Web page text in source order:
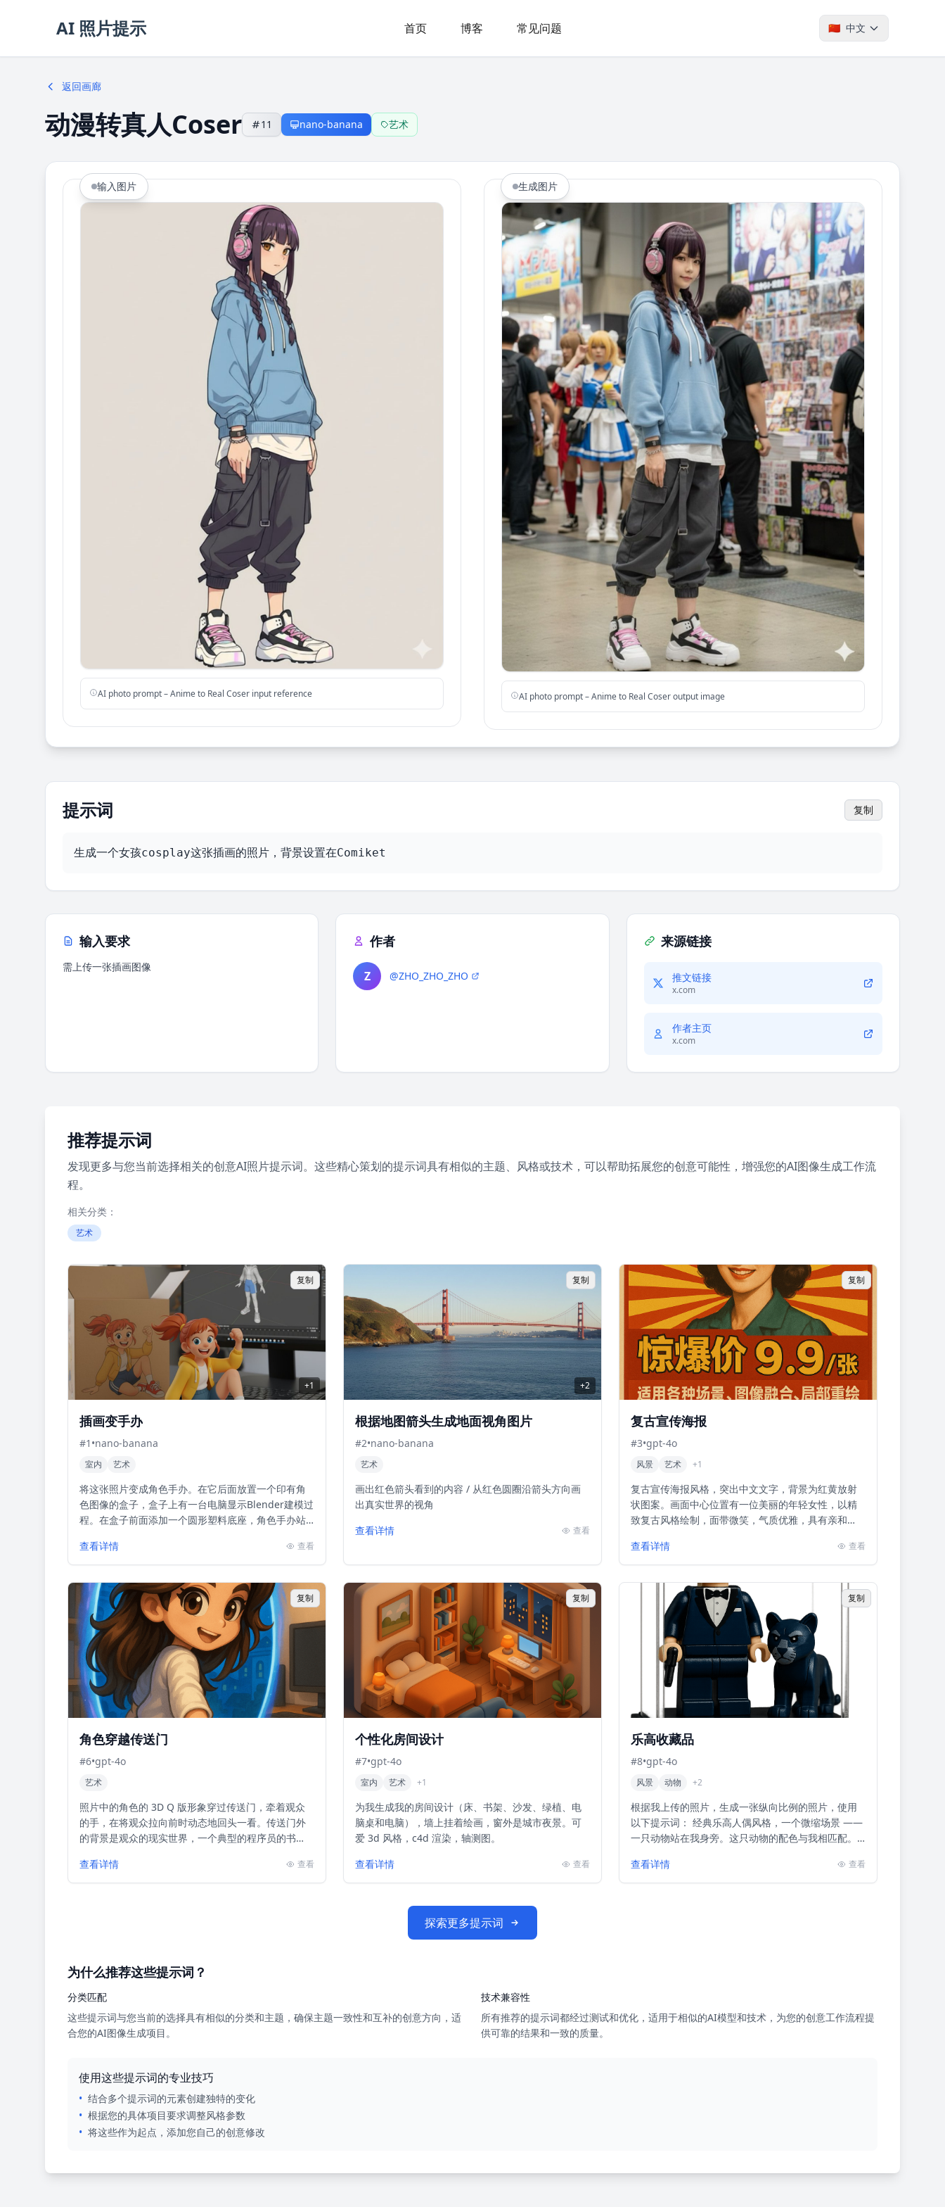
AI 照片提示 首页 博客 常见问题 🇨🇳 中文
返回画廊
动漫转真人Coser 11 nano-banana 艺术
输入图片
AI photo prompt – Anime to Real Coser input reference
生成图片
AI photo prompt – Anime to Real Coser output image
提示词 复制
生成一个女孩cosplay这张插画的照片，背景设置在Comiket
输入要求
需上传一张插画图像
作者
Z @ZHO_ZHO_ZHO
来源链接
推文链接
x.com
作者主页
x.com
推荐提示词
发现更多与您当前选择相关的创意AI照片提示词。这些精心策划的提示词具有相似的主题、风格或技术，可以帮助拓展您的创意可能性，增强您的AI图像生成工作流
程。
相关分类：
艺术
复制
+1
插画变手办
#1 •nano-banana
室内 艺术
将这张照片变成角色手办。在它后面放置一个印有角
色图像的盒子，盒子上有一台电脑显示Blender建模过
程。在盒子前面添加一个圆形塑料底座，角色手办站
查看详情 查看
复制
+2
根据地图箭头生成地面视角图片
#2•nano-banana
艺术
画出红色箭头看到的内容 / 从红色圆圈沿箭头方向画
出真实世界的视角
查看详情
查看
复制
复古宣传海报
#3•gpt-4o
风景 艺术 +1
复古宣传海报风格，突出中文文字，背景为红黄放射
状图案。画面中心位置有一位美丽的年轻女性，以精
致复古风格绘制，面带微笑，气质优雅，具有亲和
爆价9.9/...
查看详情 查看
复制
角色穿越传送门
#6•gpt-4o
艺术
照片中的角色的 3D Q 版形象穿过传送门，牵着观众
的手，在将观众拉向前时动态地回头一看。传送门外
的背景是观众的现实世界，一个典型的程序员的书
所处的3D ...
查看详情 查看
复制
个性化房间设计
#7•gpt-4o
室内 艺术 +1
为我生成我的房间设计（床、书架、沙发、绿植、电
脑桌和电脑），墙上挂着绘画，窗外是城市夜景。可
爱 3d 风格，c4d 渲染，轴测图。
查看详情
查看
复制
乐高收藏品
#8•gpt-4o
风景 动物 +2
根据我上传的照片，生成一张纵向比例的照片，使用
以下提示词： 经典乐高人偶风格，一个微缩场景 ——
一只动物站在我身旁。这只动物的配色与我相匹配。
何你认为...
查看详情 查看
探索更多提示词
为什么推荐这些提示词？
分类匹配
这些提示词与您当前的选择具有相似的分类和主题，确保主题一致性和互补的创意方向，适
合您的AI图像生成项目。
技术兼容性
所有推荐的提示词都经过测试和优化，适用于相似的AI模型和技术，为您的创意工作流程提
供可靠的结果和一致的质量。
使用这些提示词的专业技巧
• 结合多个提示词的元素创建独特的变化
• 根据您的具体项目要求调整风格参数
• 将这些作为起点，添加您自己的创意修改